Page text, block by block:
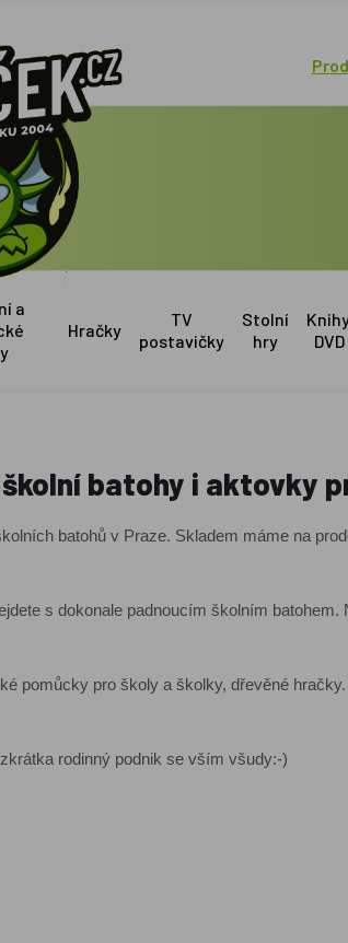
a
Hračky
TV
postavičky
Stolní
hry
DVD
batohy i aktovky
batohů v Praze. Skladem máme na
s dokonale padnoucím školním
pomůcky pro školy a školky, dřevěné
rodinný podnik se vším všudy:-)